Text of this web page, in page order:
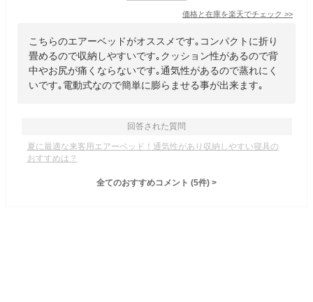
価格と在庫を楽天でチェック >>
こちらのエアーベッドがオススメです｡コンパクトに折り
畳めるので収納しやすいです｡クッション性があるので背
中やお尻が痛くならないです｡通気性があるので蒸れにく
いです｡電動式なので簡単に膨らませる事が出来ます｡
回答された質問
夏に最適な来客用エアーベッド！通気性があり収納しやすい寝具の
おすすめは？
全てのおすすめコメント (5件) >